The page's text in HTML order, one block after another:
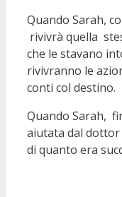
Quando Sarah,
rivivrà quella
che le stavano
rivivranno le
conti col destino.
Quando Sarah,
aiutata dal
di quanto era